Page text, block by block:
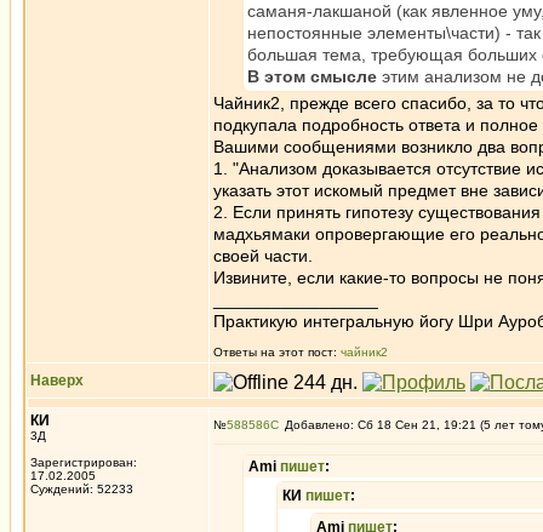
саманя-лакшаной (как явленное
непостоянные элементы\части) -
большая тема, требующая больших
В этом смысле этим анализом не
Чайник2, прежде всего спасибо, за то
подкупала подробность ответа и
Вашими сообщениями возникло два
1. "Анализом доказывается отсутствие
указать этот искомый предмет вне
2. Если принять гипотезу
мадхьямаки опровергающие его
своей части.
Извините, если какие-то вопросы не
Практикую интегральную йогу Шри
Ответы на этот пост: чайник2
Наверх
КИ
3Д
Зарегистрирован:
17.02.2005
Суждений: 52233
№588586 Добавлено: Сб 18 Сен 21, 19:21 (5 лет
Ami пишет:
КИ пишет:
Ami пишет: